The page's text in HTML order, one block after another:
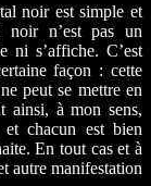
noir est simple et
noir n’est pas un
ni s’affiche. C’est
façon : cette
peut se mettre en
ainsi, à mon sens,
chacun est bien
En tout cas et à
autre manifestation